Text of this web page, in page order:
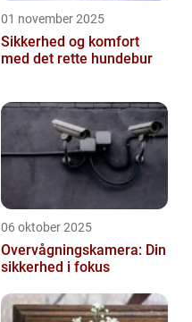
01 november 2025
Sikkerhed og komfort
med det rette hundebur
06 oktober 2025
Overvågningskamera: Din
sikkerhed i fokus